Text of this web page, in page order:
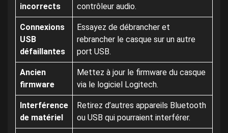
incorrects
contrôleur audio.
Connexions
USB
défaillantes
Essayez de débrancher et
rebrancher le casque sur un autre
port USB.
Ancien
firmware
Mettez à jour le firmware du casque
via le logiciel Logitech.
Interférence
de matériel
Retirez d’autres appareils Bluetooth
ou USB qui pourraient interférer.